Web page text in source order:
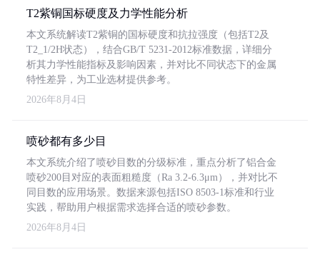
T2紫铜国标硬度及力学性能分析
本文系统解读T2紫铜的国标硬度和抗拉强度（包括T2及
T2_1/2H状态），结合GB/T 5231-2012标准数据，详细分
析其力学性能指标及影响因素，并对比不同状态下的金属
特性差异，为工业选材提供参考。
2026年8月4日
喷砂都有多少目
本文系统介绍了喷砂目数的分级标准，重点分析了铝合金
喷砂200目对应的表面粗糙度（Ra 3.2-6.3μm），并对比不
同目数的应用场景。数据来源包括ISO 8503-1标准和行业
实践，帮助用户根据需求选择合适的喷砂参数。
2026年8月4日